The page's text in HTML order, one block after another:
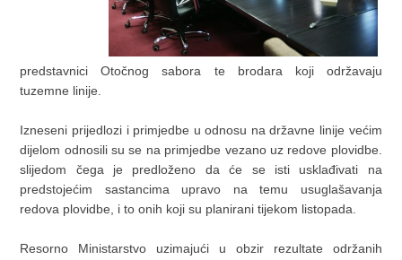
predstavnici Otočnog sabora te brodara koji održavaju
tuzemne linije.
Izneseni prijedlozi i primjedbe u odnosu na državne linije većim
dijelom odnosili su se na primjedbe vezano uz redove plovidbe.
slijedom čega je predloženo da će se isti usklađivati na
predstojećim sastancima upravo na temu usuglašavanja
redova plovidbe, i to onih koji su planirani tijekom listopada.
Resorno Ministarstvo uzimajući u obzir rezultate održanih